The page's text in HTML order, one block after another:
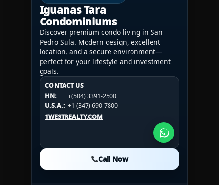
Iguanas Tara
Condominiums
Discover premium condo living in San
Pedro Sula. Modern design, excellent
location, and a secure environment—
perfect for your lifestyle and investment
goals.
CONTACT US
HN:
+(504) 3391-2500
U.S.A.: +1 (347) 690-7800
1WESTREALTY.COM
Call Now
CONTACT US
HN:
+(504) 3391-2500
U.S.A.:
+1 (984) 246-2100
1WESTREALTY.COM
CONTACT US
HN:
+(504) 3391-2500
U.S.A.: +1 (984) 246-2100
1WESTREALTY.COM
Call Now